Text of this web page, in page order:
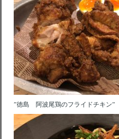
”徳島 阿波尾鶏のフライドチキン”